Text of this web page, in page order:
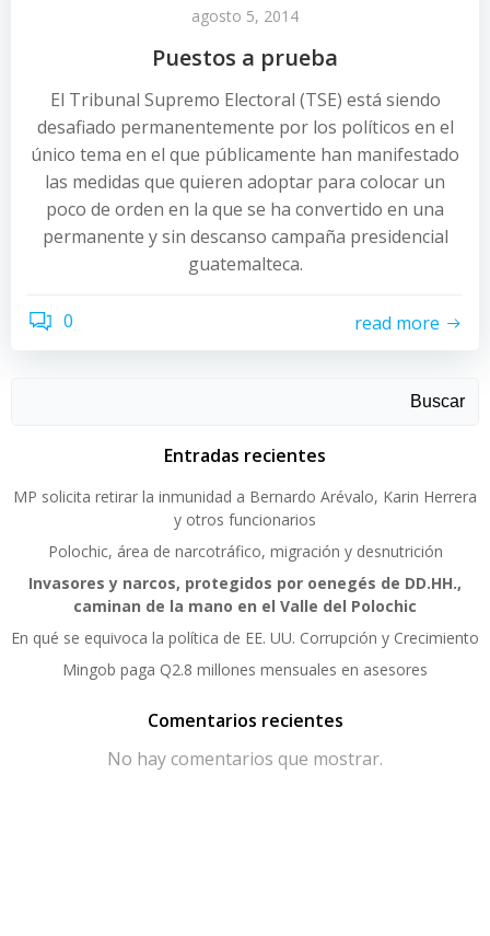
agosto 5, 2014
Puestos a prueba
El Tribunal Supremo Electoral (TSE) está siendo
desafiado permanentemente por los políticos en el
único tema en el que públicamente han manifestado
las medidas que quieren adoptar para colocar un
poco de orden en la que se ha convertido en una
permanente y sin descanso campaña presidencial
guatemalteca.
0 read more
Buscar
Entradas recientes
MP solicita retirar la inmunidad a Bernardo Arévalo, Karin Herrera
y otros funcionarios
Polochic, área de narcotráfico, migración y desnutrición
Invasores y narcos, protegidos por oenegés de DD.HH.,
caminan de la mano en el Valle del Polochic
En qué se equivoca la política de EE. UU. Corrupción y Crecimiento
Mingob paga Q2.8 millones mensuales en asesores
Comentarios recientes
No hay comentarios que mostrar.